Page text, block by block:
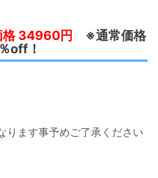
格 34960円 ※通常価格
off！
ります事予めご了承ください